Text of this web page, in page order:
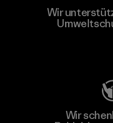
Wir
Wir